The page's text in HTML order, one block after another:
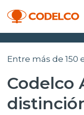
Transparencia activa
Nosotros
Entre más de
Codelco